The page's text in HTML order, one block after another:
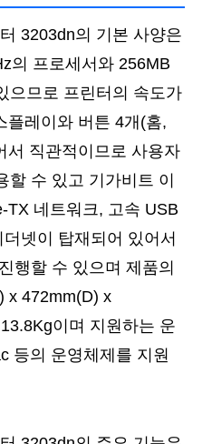
3203dn의 기본 사양은
의 프로세서와 256MB
으므로 프린터의 속도가
플레이와 버튼 4개(홈,
서 직관적이므로 사용자
수 있고 기가비트 이
TX 네트워크, 고속 USB
넷이 탑재되어 있어서
행할 수 있으며 제품의
x 472mm(D) x
이며 지원하는 운
등의 운영체제를 지원